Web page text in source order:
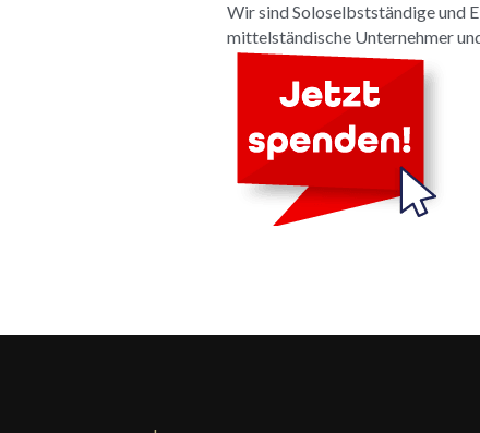
Wir sind Soloselbstständige und
mittelständische Unternehmer